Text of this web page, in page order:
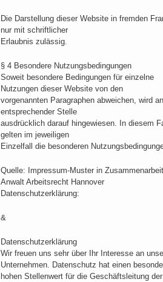
Die Darstellung dieser Website in fremden
nur mit schriftlicher
Erlaubnis zulässig.
§ 4 Besondere Nutzungsbedingungen
Soweit besondere Bedingungen für einzelne
Nutzungen dieser Website von den
vorgenannten Paragraphen abweichen, wird an
entsprechender Stelle
ausdrücklich darauf hingewiesen. In diesem
gelten im jeweiligen
Einzelfall die besonderen
Quelle: Impressum-Muster in
Anwalt Arbeitsrecht Hannover
Datenschutzerklärung:
&
Datenschutzerklärung
Wir freuen uns sehr über Ihr Interesse an
Unternehmen. Datenschutz hat einen
hohen Stellenwert für die Geschäftsleitung